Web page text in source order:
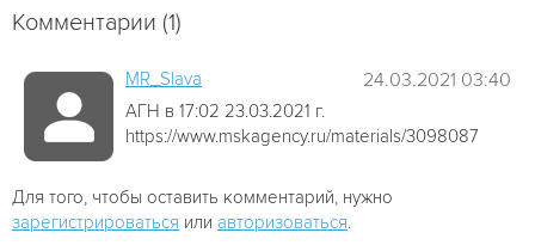
Комментарии (1)
MR_Slava 24.03.2021 03:40
АГН в 17:02 23.03.2021 г.
https://www.mskagency.ru/materials/3098087
Для того, чтобы оставить комментарий, нужно
зарегистрироваться или авторизоваться